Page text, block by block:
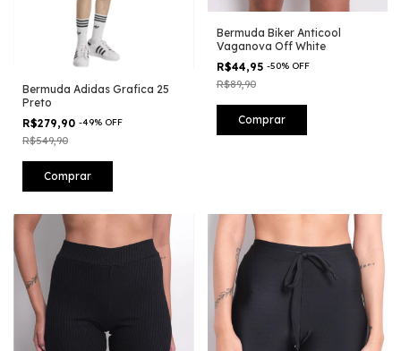
Bermuda Adidas Grafica 25
Preto
R$279,90 -49% OFF
R$549,90
Comprar
Bermuda Biker Anticool
Vaganova Off White
R$44,95 -50% OFF
R$89,90
Comprar